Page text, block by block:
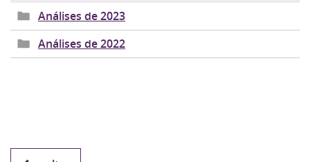
Análises de 2023
Análises de 2022